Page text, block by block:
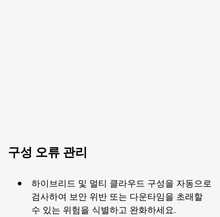
구성 오류 관리
하이브리드 및 멀티 클라우드 구성을 자동으로
검사하여 보안 위반 또는 다운타임을 초래할
수 있는 위험을 식별하고 완화하세요.